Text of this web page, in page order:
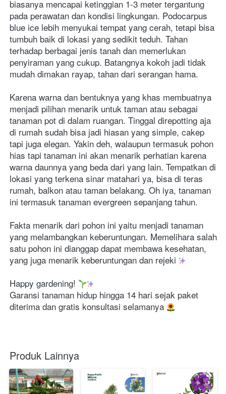
biasanya mencapai ketinggian 1-3 meter tergantung
pada perawatan dan kondisi lingkungan. Podocarpus
blue ice lebih menyukai tempat yang cerah, tetapi bisa
tumbuh baik di lokasi yang sedikit teduh. Tahan
terhadap berbagai jenis tanah dan memerlukan
penyiraman yang cukup. Batangnya kokoh jadi tidak
mudah dimakan rayap, tahan dari serangan hama.
Karena warna dan bentuknya yang khas membuatnya
menjadi pilihan menarik untuk taman atau sebagai
tanaman pot di dalam ruangan. Tinggal direpotting aja
di rumah sudah bisa jadi hiasan yang simple, cakep
tapi juga elegan. Yakin deh, walaupun termasuk pohon
hias tapi tanaman ini akan menarik perhatian karena
warna daunnya yang beda dari yang lain. Tempatkan di
lokasi yang terkena sinar matahari ya, bisa di teras
rumah, balkon atau taman belakang. Oh iya, tanaman
ini termasuk tanaman evergreen sepanjang tahun.
Fakta menarik dari pohon ini yaitu menjadi tanaman
yang melambangkan keberuntungan. Memelihara salah
satu pohon ini dianggap dapat membawa kesehatan,
yang juga menarik keberuntungan dan rejeki
Happy gardening!
Garansi tanaman hidup hingga 14 hari sejak paket
diterima dan gratis konsultasi selamanya
Produk Lainnya